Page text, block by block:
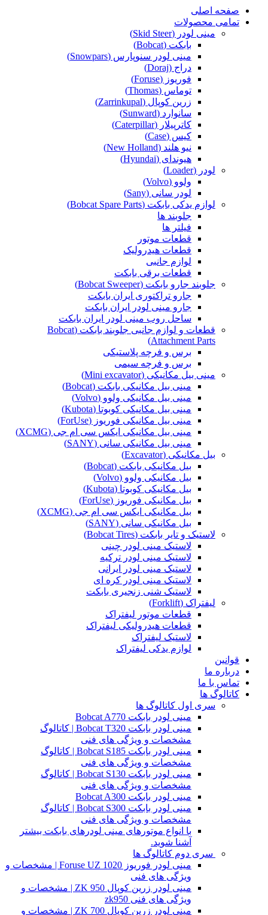
صفحه اصلی
تمامی محصولات
مینی لودر (Skid Steer)
بابکت (Bobcat)
مینی لودر سنوپارس (Snowpars)
دراج (Doraj)
فوریوز (Foruse)
توماس (Thomas)
زرین کوپال (Zarrinkupal)
سانوارد (Sunward)
کاترپیلار (Caterpillar)
کیس (Case)
نیو هلند (New Holland)
هیوندای (Hyundai)
لودر (Loader)
ولوو (Volvo)
لودر سانی (Sany)
لوازم یدکی بابکت (Bobcat Spare Parts)
جلوبند ها
فیلتر ها
قطعات موتور
قطعات هیدرولیک
لوازم جانبی
قطعات برقی بابکت
جلوبند جارو بابکت (Bobcat Sweeper)
جارو تراکتوری ایران بابکت
جارو مینی لودر ایران بابکت
ساحل روب مینی لودر ایران بابکت
قطعات و لوازم جانبی جلوبند بابکت (Bobcat
Attachment Parts)
برس و فرچه پلاستیکی
برس و فرچه سیمی
مینی بیل مکانیکی (Mini excavator)
مینی بیل مکانیکی بابکت (Bobcat)
مینی بیل مکانیکی ولوو (Volvo)
مینی بیل مکانیکی کوبوتا (Kubota)
مینی بیل مکانیکی فوریوز (ForUse)
مینی بیل مکانیکی ایکس سی ام جی (XCMG)
مینی بیل مکانیکی سانی (SANY)
بیل مکانیکی (Excavator)
بیل مکانیکی بابکت (Bobcat)
بیل مکانیکی ولوو (Volvo)
بیل مکانیکی کوبوتا (Kubota)
بیل مکانیکی فوریوز (ForUse)
بیل مکانیکی ایکس سی ام جی (XCMG)
بیل مکانیکی سانی (SANY)
لاستیک و تایر بابکت (Bobcat Tires)
لاستیک مینی لودر چینی
لاستیک مینی لودر ترکیه
لاستیک مینی لودر ایرانی
لاستیک مینی لودر کره ای
لاستیک شنی زنجیری بابکت
لیفتراک (Forklift)
قطعات موتور لیفتراک
قطعات هیدرولیکی لیفتراک
لاستیک لیفتراک
لوازم یدکی لیفتراک
قوانین
درباره ما
تماس با ما
کاتالوگ ها
سری اول کاتالوگ ها
مینی لودر بابکت Bobcat A770
مینی لودر بابکت Bobcat T320 | کاتالوگ
مشخصات و ویژگی های فنی
مینی لودر بابکت Bobcat S185 | کاتالوگ
مشخصات و ویژگی های فنی
مینی لودر بابکت Bobcat S130 | کاتالوگ
مشخصات و ویژگی های فنی
مینی لودر بابکت Bobcat A300
مینی لودر بابکت Bobcat S300 | کاتالوگ
مشخصات و ویژگی های فنی
با انواع موتورهای مینی لودرهای بابکت بیشتر
آشنا شوید.
سری دوم کاتالوگ ها
مینی لودر فوریوز Foruse UZ 1020 | مشخصات و
ویژگی های فنی
مینی لودر زرین کوپال ZK 950 | مشخصات و
ویژگی های فنی zk950
مینی لودر زرین کوپال ZK 700 | مشخصات و